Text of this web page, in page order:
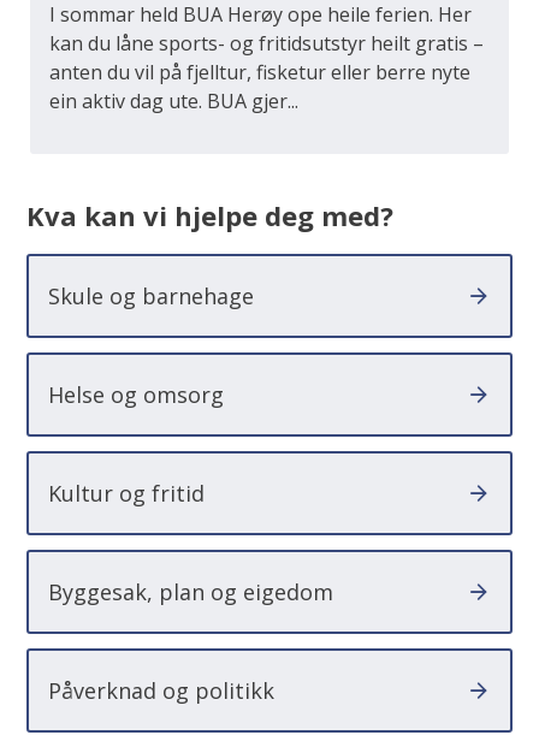
I sommar held BUA Herøy ope heile ferien. Her
kan du låne sports- og fritidsutstyr heilt gratis –
anten du vil på fjelltur, fisketur eller berre nyte
ein aktiv dag ute. BUA gjer...
Kva kan vi hjelpe deg med?
Skule og barnehage
Helse og omsorg
Kultur og fritid
Byggesak, plan og eigedom
Påverknad og politikk